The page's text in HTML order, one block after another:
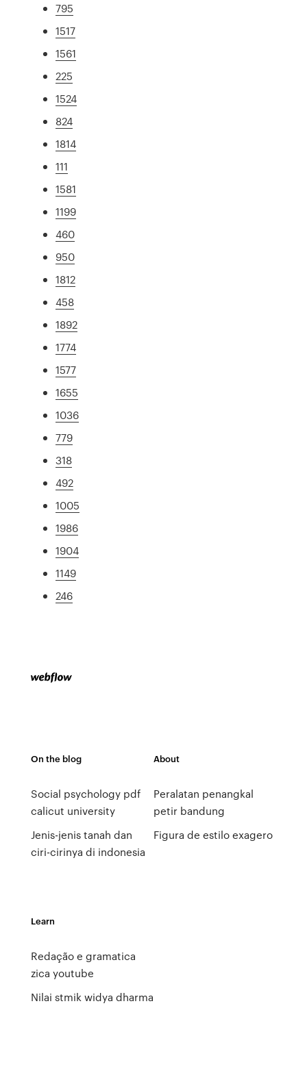
795
1517
1561
225
1524
824
1814
111
1581
1199
460
950
1812
458
1892
1774
1577
1655
1036
779
318
492
1005
1986
1904
1149
246
On the blog
Social psychology pdf
calicut university
Jenis-jenis tanah dan
ciri-cirinya di indonesia
About
Peralatan penangkal
petir bandung
Figura de estilo exagero
Learn
Redação e gramatica
zica youtube
Nilai stmik widya dharma